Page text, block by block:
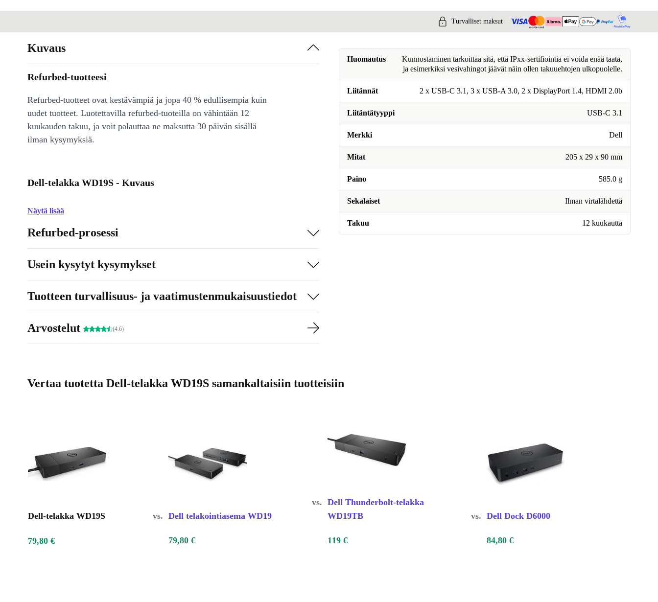
Turvalliset maksut
Huomautus
Kunnostaminen tarkoittaa sitä, että IPxx-sertifiointia ei voida enää taata,
ja esimerkiksi vesivahingot jäävät näin ollen takuuehtojen ulkopuolelle.
Liitännät 2 x USB-C 3.1, 3 x USB-A 3.0, 2 x DisplayPort 1.4, HDMI 2.0b
Liitäntätyyppi USB-C 3.1
Merkki Dell
Mitat 205 x 29 x 90 mm
Paino 585.0 g
Sekalaiset Ilman virtalähdettä
Takuu 12 kuukautta
Kuvaus
Refurbed-tuotteesi
Refurbed-tuotteet ovat kestävämpiä ja jopa 40 % edullisempia kuin
uudet tuotteet. Luotettavilla refurbed-tuoteilla on vähintään 12
kuukauden takuu, ja voit palauttaa ne maksutta 30 päivän sisällä
ilman kysymyksiä.
Dell-telakka WD19S - Kuvaus
Näytä lisää
Refurbed-prosessi
Usein kysytyt kysymykset
Tuotteen turvallisuus- ja vaatimustenmukaisuustiedot
Arvostelut (4.6)
Vertaa tuotetta Dell-telakka WD19S samankaltaisiin tuotteisiin
Dell-telakka WD19S vs. Dell telakointiasema WD19
vs. Dell Thunderbolt-telakka
WD19TB
vs. Dell Dock D6000
79,80 € 79,80 € 119 € 84,80 €